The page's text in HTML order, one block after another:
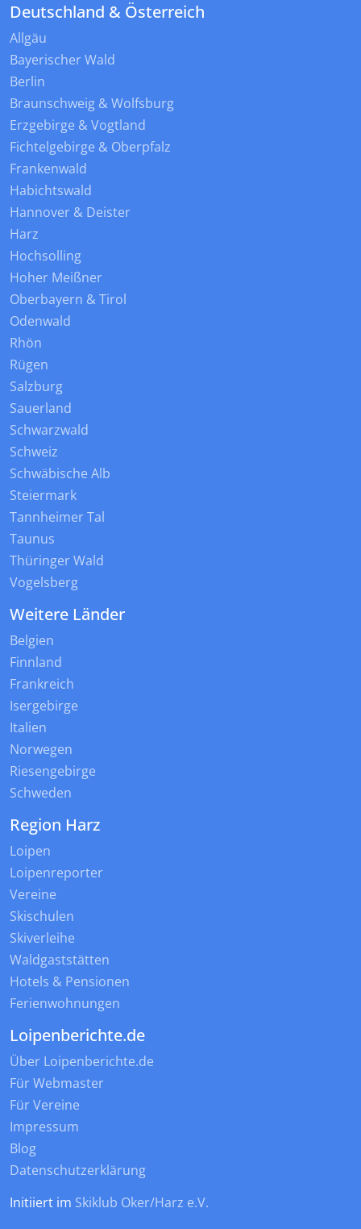
Deutschland & Österreich
Allgäu
Bayerischer Wald
Berlin
Braunschweig & Wolfsburg
Erzgebirge & Vogtland
Fichtelgebirge & Oberpfalz
Frankenwald
Habichtswald
Hannover & Deister
Harz
Hochsolling
Hoher Meißner
Oberbayern & Tirol
Odenwald
Rhön
Rügen
Salzburg
Sauerland
Schwarzwald
Schweiz
Schwäbische Alb
Steiermark
Tannheimer Tal
Taunus
Thüringer Wald
Vogelsberg
Weitere Länder
Belgien
Finnland
Frankreich
Isergebirge
Italien
Norwegen
Riesengebirge
Schweden
Region Harz
Loipen
Loipenreporter
Vereine
Skischulen
Skiverleihe
Waldgaststätten
Hotels & Pensionen
Ferienwohnungen
Loipenberichte.de
Über Loipenberichte.de
Für Webmaster
Für Vereine
Impressum
Blog
Datenschutzerklärung
Initiiert im Skiklub Oker/Harz e.V.